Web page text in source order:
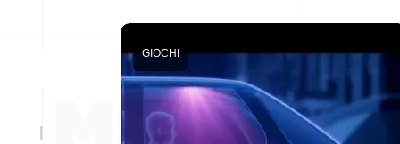
GIOCHI